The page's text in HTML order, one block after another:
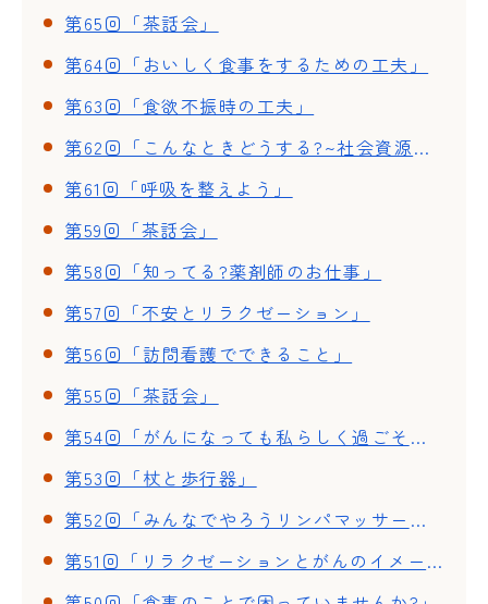
第65回「茶話会」
第64回「おいしく食事をするための工夫」
第63回「食欲不振時の工夫」
第62回「こんなときどうする?~社会資源の活用法~」
第61回「呼吸を整えよう」
第59回「茶話会」
第58回「知ってる?薬剤師のお仕事」
第57回「不安とリラクゼーション」
第56回「訪問看護でできること」
第55回「茶話会」
第54回「がんになっても私らしく過ごそう」
第53回「杖と歩行器」
第52回「みんなでやろうリンパマッサージ」
第51回「リラクゼーションとがんのイメージ療法」